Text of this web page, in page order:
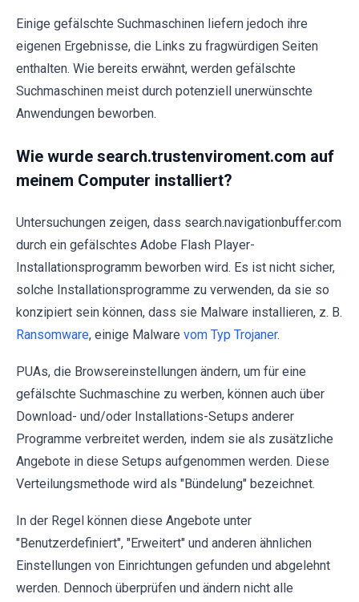
Einige gefälschte Suchmaschinen liefern jedoch ihre
eigenen Ergebnisse, die Links zu fragwürdigen Seiten
enthalten. Wie bereits erwähnt, werden gefälschte
Suchmaschinen meist durch potenziell unerwünschte
Anwendungen beworben.
Wie wurde search.trustenviroment.com auf
meinem Computer installiert?
Untersuchungen zeigen, dass search.navigationbuffer.com
durch ein gefälschtes Adobe Flash Player-
Installationsprogramm beworben wird. Es ist nicht sicher,
solche Installationsprogramme zu verwenden, da sie so
konzipiert sein können, dass sie Malware installieren, z. B.
Ransomware, einige Malware vom Typ Trojaner.
PUAs, die Browsereinstellungen ändern, um für eine
gefälschte Suchmaschine zu werben, können auch über
Download- und/oder Installations-Setups anderer
Programme verbreitet werden, indem sie als zusätzliche
Angebote in diese Setups aufgenommen werden. Diese
Verteilungsmethode wird als "Bündelung" bezeichnet.
In der Regel können diese Angebote unter
"Benutzerdefiniert", "Erweitert" und anderen ähnlichen
Einstellungen von Einrichtungen gefunden und abgelehnt
werden. Dennoch überprüfen und ändern nicht alle